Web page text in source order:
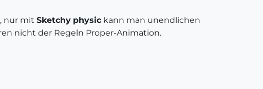
nur mit Sketchy physic kann man unendlichen
nicht der Regeln Proper-Animation.